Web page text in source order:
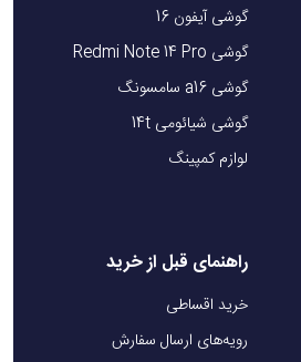
گوشی آیفون 16
گوشی Redmi Note 14 Pro
گوشی a16 سامسونگ
گوشی شیائومی 14t
لوازم کمپینگ
راهنمای قبل از خرید
خرید اقساطی
رویه‌های ارسال سفارش